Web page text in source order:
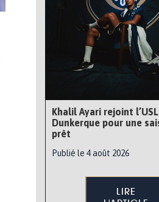
Khalil Ayari rejoint l’USL
Dunkerque pour une
prêt
Publié le 4 août 2026
LIRE